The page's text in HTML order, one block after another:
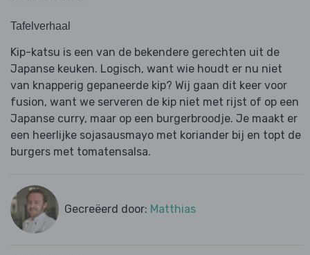
Tafelverhaal
Kip-katsu is een van de bekendere gerechten uit de
Japanse keuken. Logisch, want wie houdt er nu niet
van knapperig gepaneerde kip? Wij gaan dit keer voor
fusion, want we serveren de kip niet met rijst of op een
Japanse curry, maar op een burgerbroodje. Je maakt er
een heerlijke sojasausmayo met koriander bij en topt de
burgers met tomatensalsa.
Gecreëerd door: Matthias